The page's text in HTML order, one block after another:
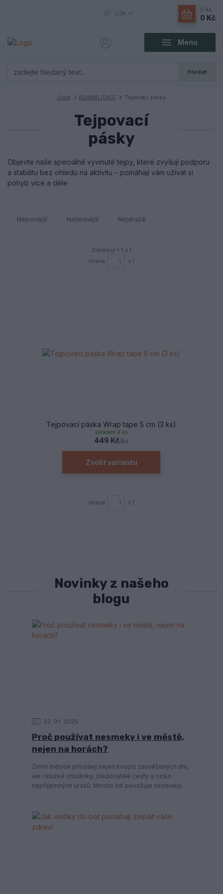
Menu
CZK
Hledat
0 ks
0 Kč
Úvod REHABILITACE Tejpovací pásky
Tejpovací
pásky
Objevte naše speciálně vyvinuté tejpy, které zvyšují podporu
a stabilitu bez ohledu na aktivitu – pomáhají vám užívat si
pohyb více a déle
Nejnovější Nejlevnější Nejdražší
Zobrazuji 1-1 z 1
strana
z 1
Tejpovací páska Wrap tape 5 cm (3 ks)
449 Kč/ks
skladem 4 ks
Zvolit variantu
strana z 1
Novinky z našeho
blogu
22 01 2025
Proč používat nesmeky i ve městě,
nejen na horách?
Zimní měsíce přinášejí nejen kouzlo zasněžených dní,
ale i kluzké chodníky, zledovatělé cesty a riziko
nepříjemných úrazů. Mnoho lidí považuje nesmeky...